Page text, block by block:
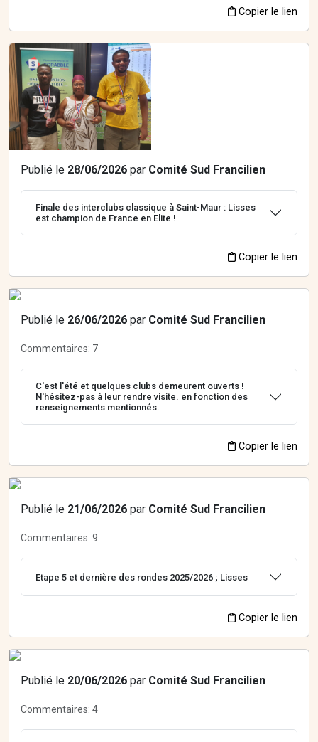
Copier le lien
Publié le 28/06/2026 par Comité Sud Francilien
Finale des interclubs classique à Saint-Maur : Lisses
est champion de France en Elite !
Copier le lien
Publié le 26/06/2026 par Comité Sud Francilien
Commentaires: 7
C'est l'été et quelques clubs demeurent ouverts !
N'hésitez-pas à leur rendre visite. en fonction des
renseignements mentionnés.
Copier le lien
Publié le 21/06/2026 par Comité Sud Francilien
Commentaires: 9
Etape 5 et dernière des rondes 2025/2026 ; Lisses
Copier le lien
Publié le 20/06/2026 par Comité Sud Francilien
Commentaires: 4